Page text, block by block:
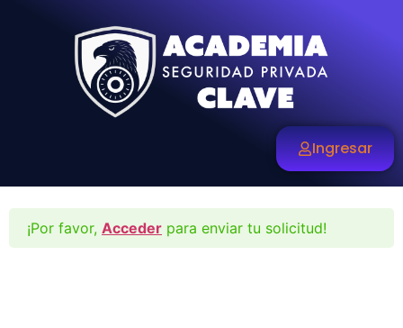
Ingresar
¡Por favor, Acceder para enviar tu solicitud!